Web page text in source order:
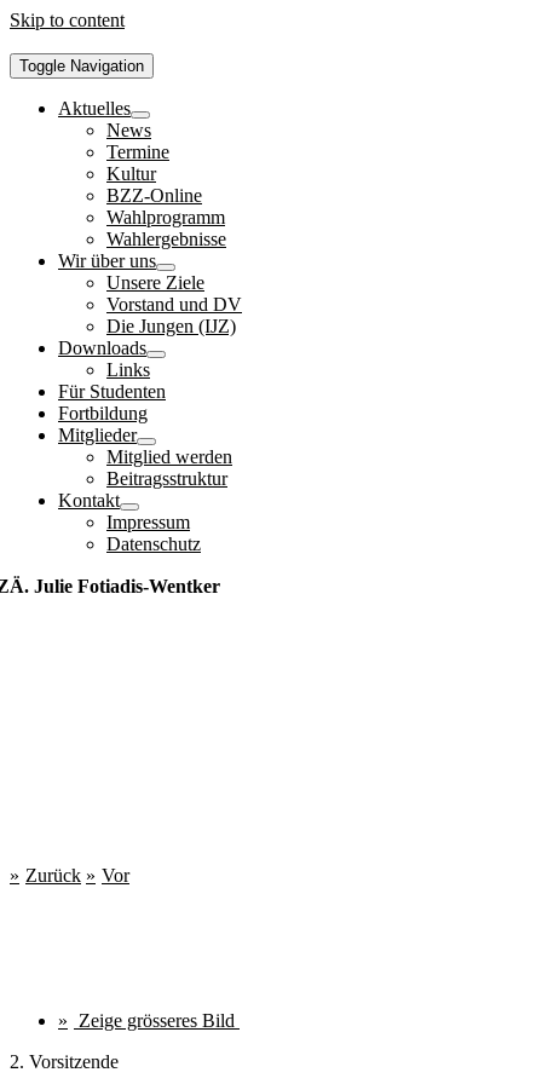
Skip to content
Toggle Navigation
Aktuelles
News
Termine
Kultur
BZZ-Online
Wahlprogramm
Wahlergebnisse
Wir über uns
Unsere Ziele
Vorstand und DV
Die Jungen (IJZ)
Downloads
Links
Für Studenten
Fortbildung
Mitglieder
Mitglied werden
Beitragsstruktur
Kontakt
Impressum
Datenschutz
Julie Fotiadis-Wentker
Zurück Vor
Zeige grösseres Bild
2. Vorsitzende